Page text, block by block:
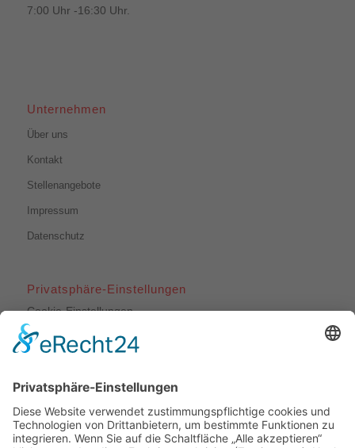
7:00 Uhr -16:30 Uhr.
Unternehmen
Über uns
Kontakt
Stellenangebote
Impressum
Datenschutz
Privatsphäre-Einstellungen
Cookie-Einstellungen
Dachdeckerarbeiten